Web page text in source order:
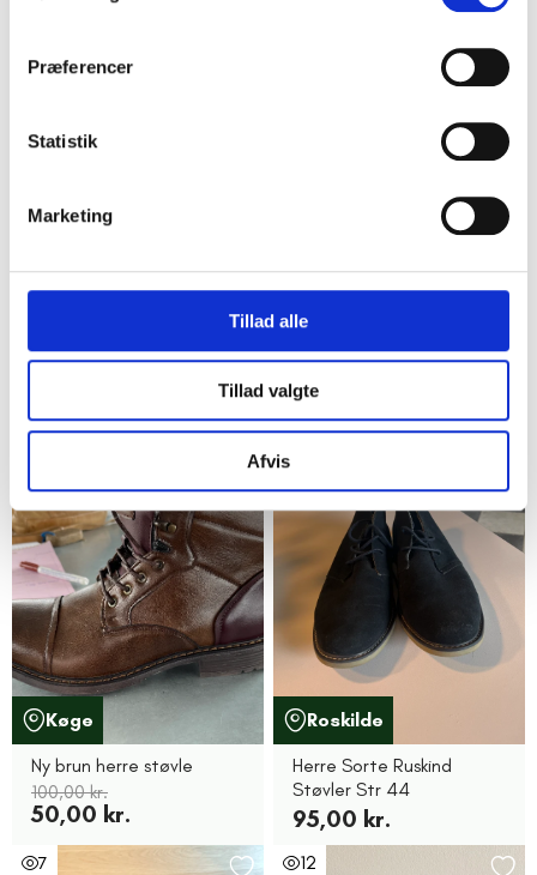
Præferencer
Statistik
Marketing
Tillad alle
Tillad valgte
Afvis
Sorte læderstøvler
Blundstone chelsea boots
brun læder
300,00 kr.
150,00 kr.
Køge
Ny brun herre støvle
100,00 kr.
50,00 kr.
Roskilde
Herre Sorte Ruskind
Støvler Str 44
95,00 kr.
7 12